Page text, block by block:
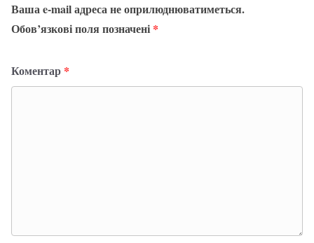
Ваша e-mail адреса не оприлюднюватиметься.
Обов’язкові поля позначені *
Коментар *